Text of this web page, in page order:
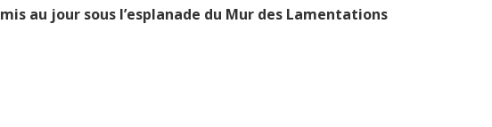
au jour sous l’esplanade du Mur des Lamentations